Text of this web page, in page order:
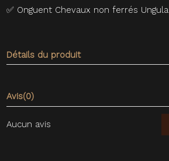
✅ Onguent Chevaux non ferrés Ungula
Détails du produit
Avis(0)
Aucun avis